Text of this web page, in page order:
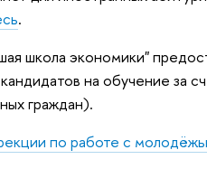
.
школа экономики"
на обучение за
граждан).
по работе с